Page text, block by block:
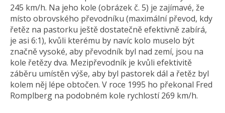
245 km/h. Na jeho kole (obrázek č. 5) je zajímavé, že
místo obrovského převodníku (maximální převod, kdy
řetěz na pastorku ještě dostatečně efektivně zabírá,
je asi 6:1), kvůli kterému by navíc kolo muselo být
značně vysoké, aby převodník byl nad zemí, jsou na
kole řetězy dva. Mezipřevodník je kvůli efektivitě
záběru umístěn výše, aby byl pastorek dál a řetěz byl
kolem něj lépe obtočen. V roce 1995 ho překonal Fred
Romplberg na podobném kole rychlostí 269 km/h.